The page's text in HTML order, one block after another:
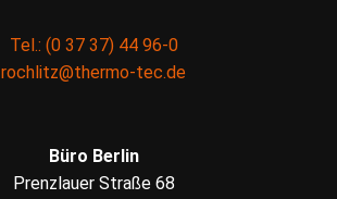
Tel.: (0 37 37) 44 96-0
rochlitz@thermo-tec.de
Büro Berlin
Prenzlauer Straße 68